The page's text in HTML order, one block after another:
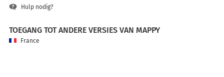
Hulp nodig?
TOEGANG TOT ANDERE VERSIES VAN MAPPY
France